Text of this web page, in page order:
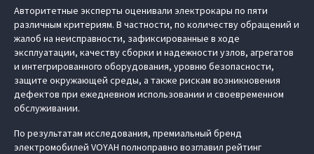
Авторитетные эксперты оценивали электрокары по пяти
различным критериям. В частности, по количеству обращений и
жалоб на неисправности, зафиксированные в ходе
эксплуатации, качеству сборки и надежности узлов, агрегатов
и интегрированного оборудования, уровню безопасности,
защите окружающей среды, а также рискам возникновения
дефектов при ежедневном использовании и своевременном
обслуживании.
По результатам исследования, премиальный бренд
электромобилей VOYAH полноправно возглавил рейтинг